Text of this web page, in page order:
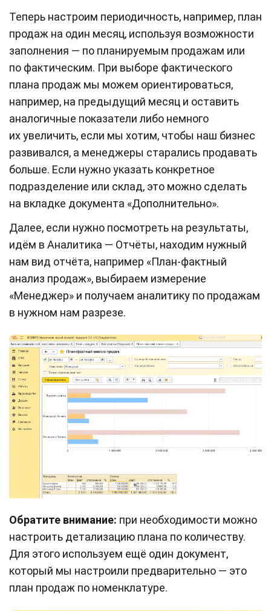
Теперь настроим периодичность, например, план
продаж на один месяц, используя возможности
заполнения — по планируемым продажам или
по фактическим. При выборе фактического
плана продаж мы можем ориентироваться,
например, на предыдущий месяц и оставить
аналогичные показатели либо немного
их увеличить, если мы хотим, чтобы наш бизнес
развивался, а менеджеры старались продавать
больше. Если нужно указать конкретное
подразделение или склад, это можно сделать
на вкладке документа «Дополнительно».
Далее, если нужно посмотреть на результаты,
идём в Аналитика — Отчёты, находим нужный
нам вид отчёта, например «План-фактный
анализ продаж», выбираем измерение
«Менеджер» и получаем аналитику по продажам
в нужном нам разрезе.
Обратите внимание: при необходимости можно
настроить детализацию плана по количеству.
Для этого используем ещё один документ,
который мы настроили предварительно — это
план продаж по номенклатуре.